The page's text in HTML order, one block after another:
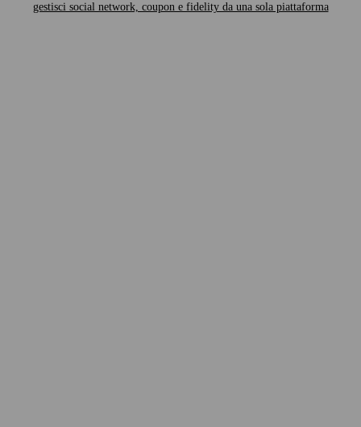
gestisci social network, coupon e fidelity da una sola piattaforma